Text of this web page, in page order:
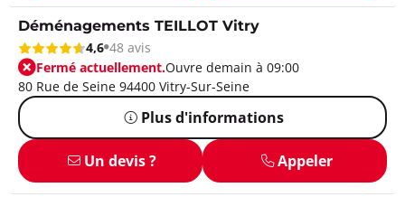
Déménagements TEILLOT Vitry
4,6 48 avis
Fermé actuellement.Ouvre demain à 09:00
80 Rue de Seine 94400 Vitry-Sur-Seine
Plus d'informations
Un devis ? Appeler